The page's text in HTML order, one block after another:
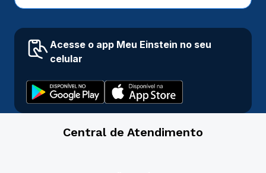
Acesse o app Meu Einstein no seu
celular
Central de Atendimento